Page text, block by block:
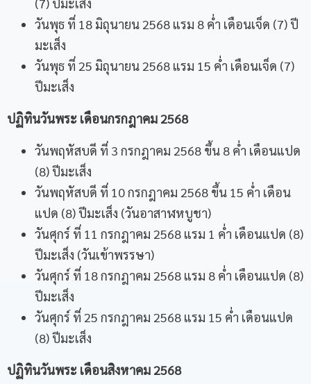
วันพุธ ที่ 18 มิถุนายน 2568 แรม 8 ค่ำ เดือนเจ็ด (7) ปี
มะเส็ง
วันพุธ ที่ 25 มิถุนายน 2568 แรม 15 ค่ำ เดือนเจ็ด (7)
ปีมะเส็ง
ปฏิทินวันพระ เดือนกรกฎาคม2568
วันพฤหัสบดี ที่ 3 กรกฎาคม 2568 ขึ้น 8 ค่ำ เดือนแปด
(8) ปีมะเส็ง
วันพฤหัสบดี ที่ 10 กรกฎาคม 2568 ขึ้น 15 ค่ำ เดือน
แปด (8) ปีมะเส็ง (วันอาสาฬหบูชา)
วันศุกร์ ที่ 11 กรกฎาคม 2568 แรม 1 ค่ำ เดือนแปด (8)
ปีมะเส็ง (วันเข้าพรรษา)
วันศุกร์ ที่ 18 กรกฎาคม 2568 แรม 8 ค่ำ เดือนแปด (8)
ปีมะเส็ง
วันศุกร์ ที่ 25 กรกฎาคม 2568 แรม 15 ค่ำ เดือนแปด
(8) ปีมะเส็ง
ปฏิทินวันพระ เดือนสิงหาคม2568